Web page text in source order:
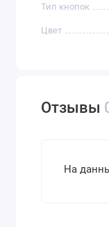
Тип кнопок
Цвет
Отзывы
На